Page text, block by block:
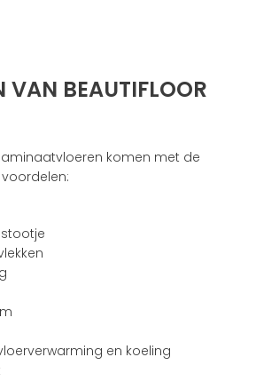
VAN BEAUTIFLOOR
komen met de
en koeling